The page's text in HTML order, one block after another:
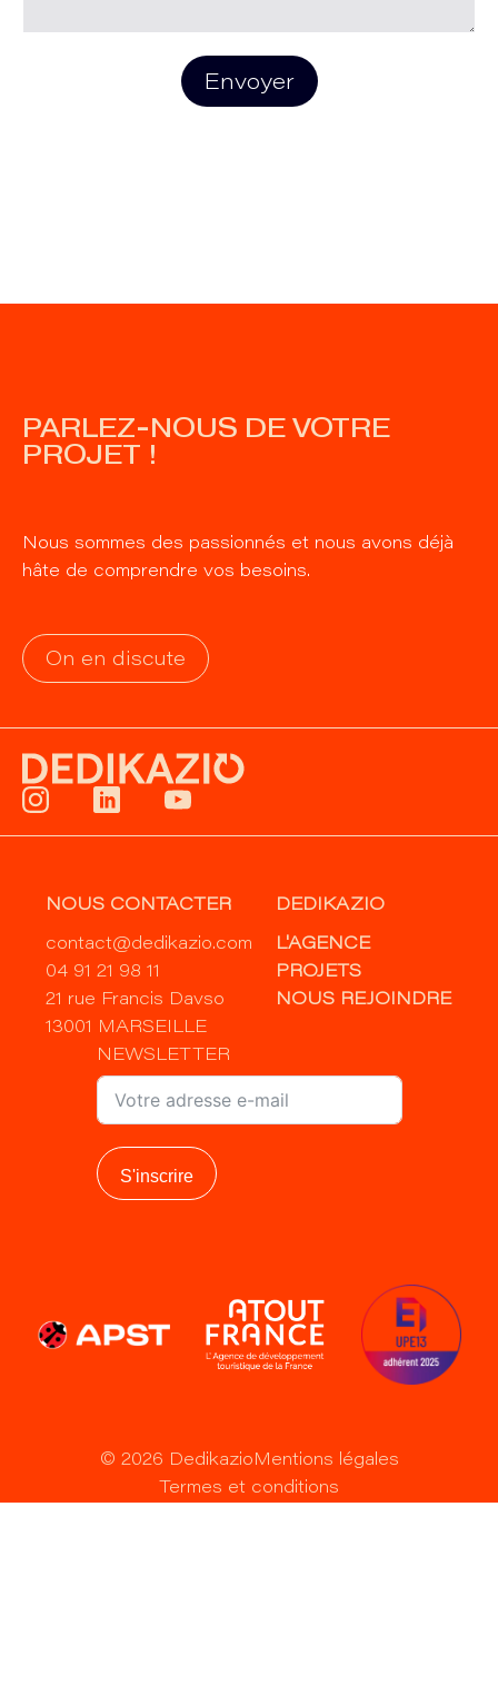
Envoyer
PARLEZ-NOUS DE VOTRE
PROJET !
Nous sommes des passionnés et nous avons déjà
hâte de comprendre vos besoins.
On en discute
NOUS CONTACTER
contact@dedikazio.com
04 91 21 98 11
21 rue Francis Davso
13001 MARSEILLE
DEDIKAZIO
L'AGENCE
PROJETS
NOUS REJOINDRE
NEWSLETTER
S'inscrire
© 2026 Dedikazio Mentions légales
Termes et conditions